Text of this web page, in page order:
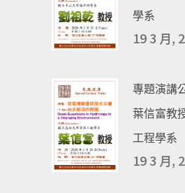
學系
19 3 月,
專題演講
葉信富教
工程學系
19 3 月,